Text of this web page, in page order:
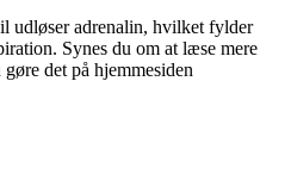
udløser adrenalin, hvilket fylder
Synes du om at læse mere
det på hjemmesiden